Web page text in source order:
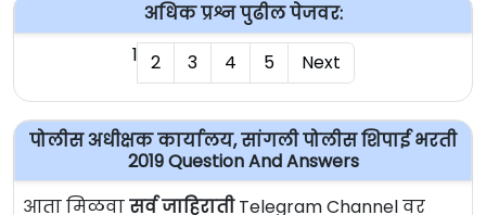
अधिक प्रश्न पुढील पेजवर:
1 2 3 4 5 Next
पोलीस अधीक्षक कार्यालय, सांगली पोलीस शिपाई भरती
2019 Question And Answers
आता मिळवासर्व जाहिरातीTelegram Channel वर